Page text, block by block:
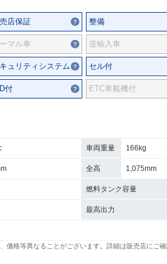
店保証 整備
マル車 逆輸入車
ュリティシステム セル付
付 ETC車載機付
車両重量 166kg
全高 1,075mm
燃料タンク容量
最高出力
格等異なることがございます。詳細は販売店にご確